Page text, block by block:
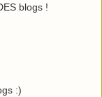
blogs !
:)